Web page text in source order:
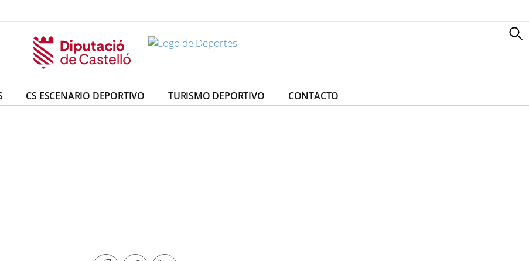
CS ESCENARIO DEPORTIVO TURISMO DEPORTIVO
CONTACTO